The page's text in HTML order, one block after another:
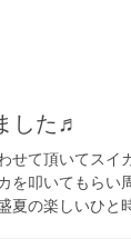
した♬
せて頂いてス
を叩いてもら
夏の楽しいひと